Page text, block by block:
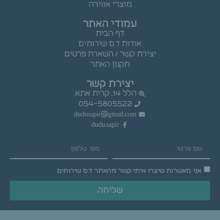
מוצרי אווירה
עמודי האתר
דף הבית
אודות ד.ס שירותים
יצירת קשר / השארת פרטים
תקנון האתר
יצירת קשר
הלל 14, קרית אתא.
054-5805522
dudusapir@gmail.com
dudu.sapir
אני מאשר/ת שיצרו איתי קשר מהאתר ד.ס שירותים
שליחה